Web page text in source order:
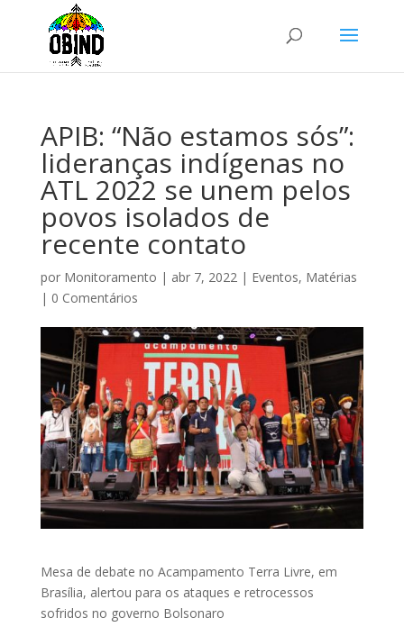
APIB: “Não estamos sós”:
lideranças indígenas no
ATL 2022 se unem pelos
povos isolados de
recente contato
por Monitoramento | abr 7, 2022| Eventos, Matérias
| 0 Comentários
Mesa de debate no Acampamento Terra Livre, em
Brasília, alertou para os ataques e retrocessos
sofridos no governo Bolsonaro